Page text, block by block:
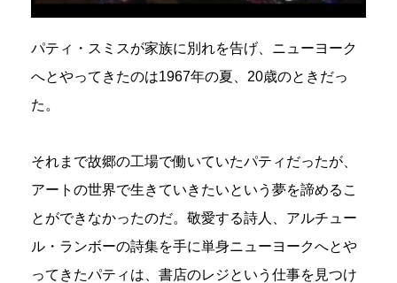
パティ・スミスが家族に別れを告げ、ニューヨーク
へとやってきたのは1967年の夏、20歳のときだっ
た。
それまで故郷の工場で働いていたパティだったが、
アートの世界で生きていきたいという夢を諦めるこ
とができなかったのだ。敬愛する詩人、アルチュー
ル・ランボーの詩集を手に単身ニューヨークへとや
ってきたパティは、書店のレジという仕事を見つけ